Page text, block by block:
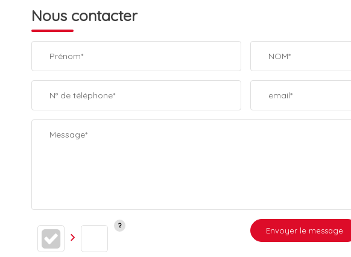
Nous contacter
Prénom* NOM*
N° de téléphone* email*
Message*
Envoyer le message